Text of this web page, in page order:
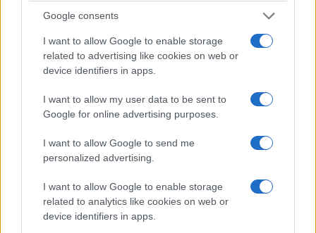
Google consents
I want to allow Google to enable storage
related to advertising like cookies on web or
device identifiers in apps.
I want to allow my user data to be sent to
Google for online advertising purposes.
I want to allow Google to send me
personalized advertising.
I want to allow Google to enable storage
related to analytics like cookies on web or
device identifiers in apps.
Με επιτυχία
ολοκληρώθηκε ο
50ός διασυλλογικός
κυπρίνου του ΑΣΕΑ
Πτολεμαΐδας «Σάκης
Τζούρας»
9 Αυγούστου 2026, 6:53 μμ
ΕΚΠΑΊΔΕΥΣΗ
προσωρινοί πίνακες
κατάταξης για
αναπληρωτών